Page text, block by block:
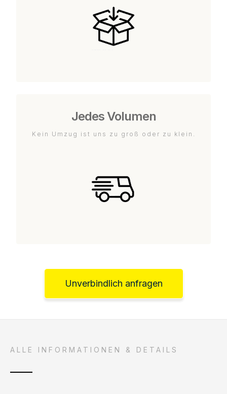
Jedes Volumen
Kein Umzug ist uns zu groß oder zu klein.
Unverbindlich anfragen
ALLE INFORMATIONEN & DETAILS